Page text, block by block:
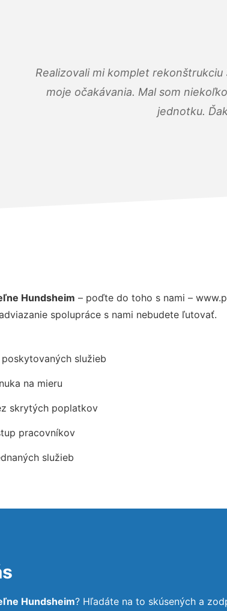
Realizovali mi komplet
moje očakávania. Mal som
jednotku.
Hundsheim – poďte do toho s nami –
spolupráce s nami nebudete ľutovať.
služieb
na mieru
skrytých poplatkov
pracovníkov
služieb
Hundsheim? Hľadáte na to skúsených a